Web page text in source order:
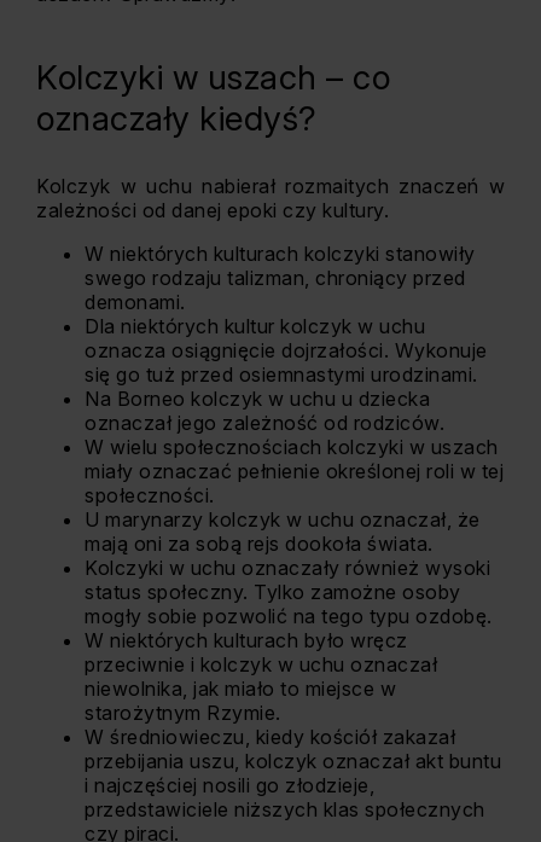
Kolczyki w uszach – co
oznaczały kiedyś?
Kolczyk w uchu nabierał rozmaitych znaczeń w
zależności od danej epoki czy kultury.
W niektórych kulturach kolczyki stanowiły
swego rodzaju talizman, chroniący przed
demonami.
Dla niektórych kultur kolczyk w uchu
oznacza osiągnięcie dojrzałości. Wykonuje
się go tuż przed osiemnastymi urodzinami.
Na Borneo kolczyk w uchu u dziecka
oznaczał jego zależność od rodziców.
W wielu społecznościach kolczyki w uszach
miały oznaczać pełnienie określonej roli w tej
społeczności.
U marynarzy kolczyk w uchu oznaczał, że
mają oni za sobą rejs dookoła świata.
Kolczyki w uchu oznaczały również wysoki
status społeczny. Tylko zamożne osoby
mogły sobie pozwolić na tego typu ozdobę.
W niektórych kulturach było wręcz
przeciwnie i kolczyk w uchu oznaczał
niewolnika, jak miało to miejsce w
starożytnym Rzymie.
W średniowieczu, kiedy kościół zakazał
przebijania uszu, kolczyk oznaczał akt buntu
i najczęściej nosili go złodzieje,
przedstawiciele niższych klas społecznych
czy piraci.